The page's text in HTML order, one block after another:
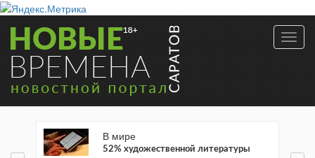
В мире
52% художественной литературы